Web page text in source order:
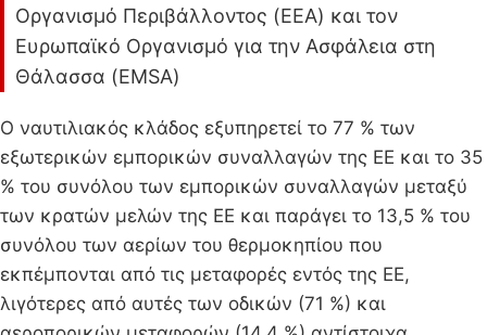
Οργανισμό Περιβάλλοντος (EEA) και τον
Ευρωπαϊκό Οργανισμό για την Ασφάλεια στη
Θάλασσα (EMSA)
Ο ναυτιλιακός κλάδος εξυπηρετεί το 77 % των
εξωτερικών εμπορικών συναλλαγών της ΕΕ και το 35
% του συνόλου των εμπορικών συναλλαγών μεταξύ
των κρατών μελών της ΕΕ και παράγει το 13,5 % του
συνόλου των αερίων του θερμοκηπίου που
εκπέμπονται από τις μεταφορές εντός της ΕΕ,
λιγότερες από αυτές των οδικών (71 %) και